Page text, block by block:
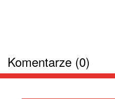
Komentarze (0)